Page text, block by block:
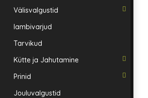
Välisvalgustid
lambivarjud
Tarvikud
Kütte ja Jahutamine
Prinid
Jouluvalgustid